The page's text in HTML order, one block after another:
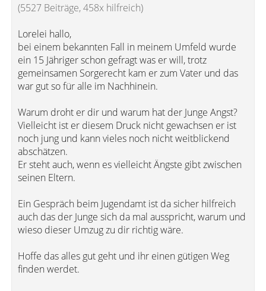
(5527 Beiträge, 458x hilfreich)
Lorelei hallo,
bei einem bekannten Fall in meinem Umfeld wurde
ein 15 Jähriger schon gefragt was er will, trotz
gemeinsamen Sorgerecht kam er zum Vater und das
war gut so für alle im Nachhinein.
Warum droht er dir und warum hat der Junge Angst?
Vielleicht ist er diesem Druck nicht gewachsen er ist
noch jung und kann vieles noch nicht weitblickend
abschätzen.
Er steht auch, wenn es vielleicht Ängste gibt zwischen
seinen Eltern.
Ein Gespräch beim Jugendamt ist da sicher hilfreich
auch das der Junge sich da mal ausspricht, warum und
wieso dieser Umzug zu dir richtig wäre.
Hoffe das alles gut geht und ihr einen gütigen Weg
finden werdet.